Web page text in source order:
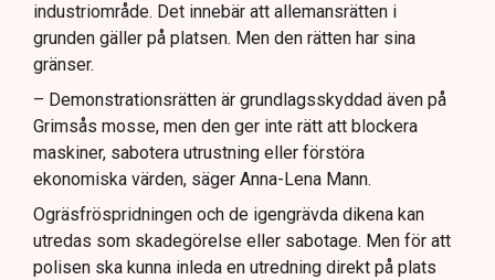
industriområde. Det innebär att allemansrätten i
grunden gäller på platsen. Men den rätten har sina
gränser.
– Demonstrationsrätten är grundlagsskyddad även på
Grimsås mosse, men den ger inte rätt att blockera
maskiner, sabotera utrustning eller förstöra
ekonomiska värden, säger Anna-Lena Mann.
Ogräsfröspridningen och de igengrävda dikena kan
utredas som skadegörelse eller sabotage. Men för att
polisen ska kunna inleda en utredning direkt på plats